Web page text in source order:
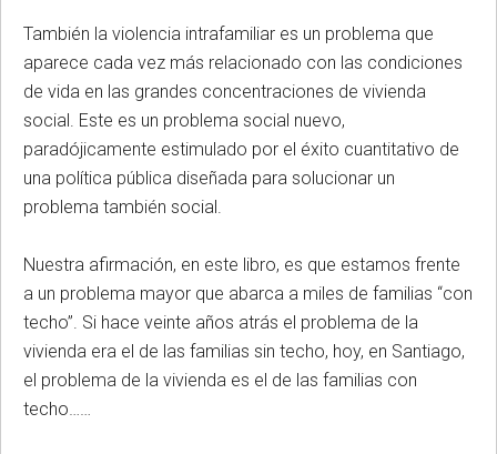
También la violencia intrafamiliar es un problema que
aparece cada vez más relacionado con las condiciones
de vida en las grandes concentraciones de vivienda
social. Este es un problema social nuevo,
paradójicamente estimulado por el éxito cuantitativo de
una política pública diseñada para solucionar un
problema también social.
Nuestra afirmación, en este libro, es que estamos frente
a un problema mayor que abarca a miles de familias “con
techo”. Si hace veinte años atrás el problema de la
vivienda era el de las familias sin techo, hoy, en Santiago,
el problema de la vivienda es el de las familias con
techo……